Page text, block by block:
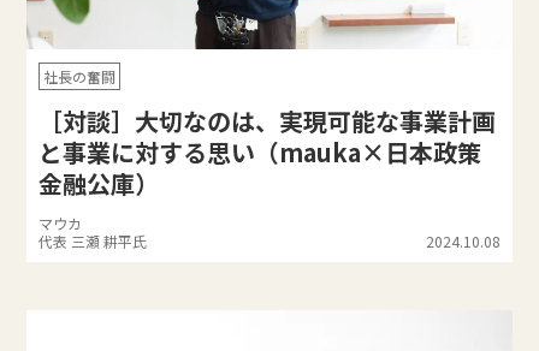
社長の奮闘
［対談］大切なのは、実現可能な事業計画
と事業に対する思い（mauka×日本政策
金融公庫）
マウカ
代表 三瀬 耕平氏
2024.10.08